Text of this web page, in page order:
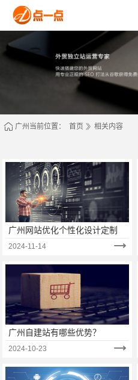
广州当前位置： 首页 相关内容
广州网站优化个性化设计定制
2024-11-14
广州自建站有哪些优势？
2024-10-23